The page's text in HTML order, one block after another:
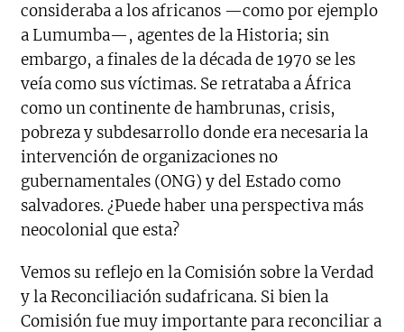
consideraba a los africanos —como por ejemplo
a Lumumba—, agentes de la Historia; sin
embargo, a finales de la década de 1970 se les
veía como sus víctimas. Se retrataba a África
como un continente de hambrunas, crisis,
pobreza y subdesarrollo donde era necesaria la
intervención de organizaciones no
gubernamentales (ONG) y del Estado como
salvadores. ¿Puede haber una perspectiva más
neocolonial que esta?
Vemos su reflejo en la Comisión sobre la Verdad
y la Reconciliación sudafricana. Si bien la
Comisión fue muy importante para reconciliar a